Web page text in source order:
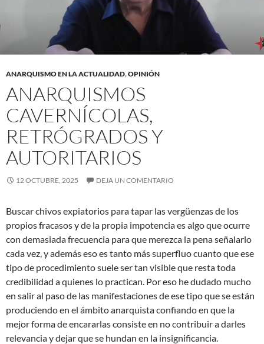
ANARQUISMO EN LA ACTUALIDAD,OPINIÓN
ANARQUISMOS
CAVERNÍCOLAS,
RETRÓGRADOS Y
AUTORITARIOS
12 OCTUBRE, 2025 DEJA UN COMENTARIO
Buscar chivos expiatorios para tapar las vergüenzas de los
propios fracasos y de la propia impotencia es algo que ocurre
con demasiada frecuencia para que merezca la pena señalarlo
cada vez, y además eso es tanto más superfluo cuanto que ese
tipo de procedimiento suele ser tan visible que resta toda
credibilidad a quienes lo practican. Por eso he dudado mucho
en salir al paso de las manifestaciones de ese tipo que se están
produciendo en el ámbito anarquista confiando en que la
mejor forma de encararlas consiste en no contribuir a darles
relevancia y dejar que se hundan en la insignificancia.